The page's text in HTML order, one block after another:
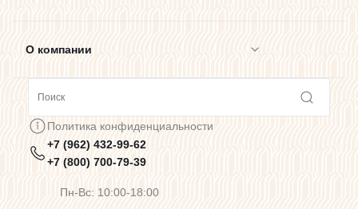
О компании
Предупреждения о цветопередаче
Политика конфиденциальности
+7 (962) 432-99-62
+7 (800) 700-79-39
Пн-Вс: 10:00-18:00